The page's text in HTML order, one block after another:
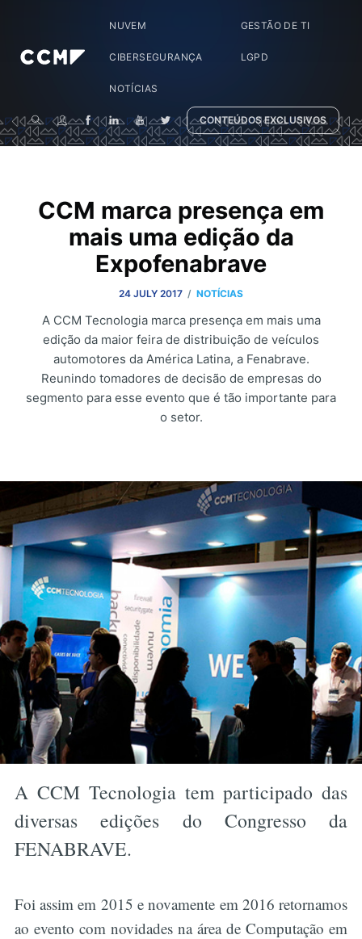
NUVEM GESTÃO DE TI
CIBERSEGURANÇA LGPD
NOTÍCIAS
CONTEÚDOS EXCLUSIVOS
CCM marca presença em
mais uma edição da
Expofenabrave
24 JULY 2017 / NOTÍCIAS
A CCM Tecnologia marca presença em mais uma
edição da maior feira de distribuição de veículos
automotores da América Latina, a Fenabrave.
Reunindo tomadores de decisão de empresas do
segmento para esse evento que é tão importante para
o setor.
A CCM Tecnologia tem participado das
diversas edições do Congresso da
FENABRAVE.
Foi assim em 2015 e novamente em 2016 retornamos
ao evento com novidades na área de Computação em